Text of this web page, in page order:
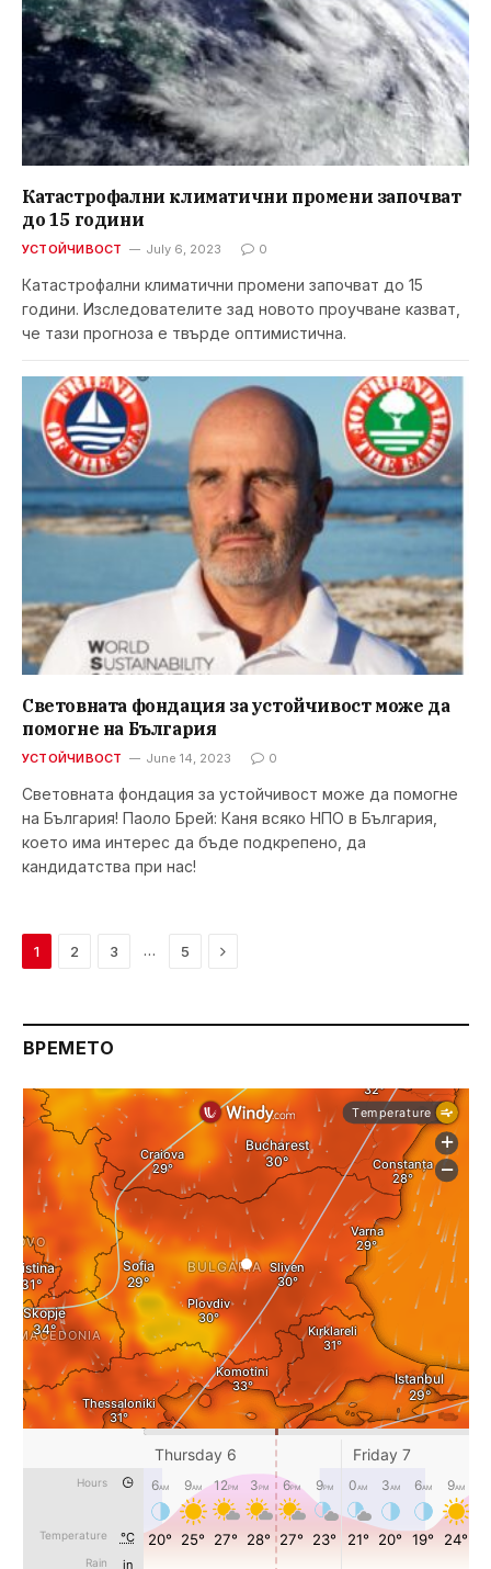
Катастрофални климатични промени започват
до 15 години
УСТОЙЧИВОСТ July 6, 2023 0
Катастрофални климатични промени започват до 15
години. Изследователите зад новото проучване казват,
че тази прогноза е твърде оптимистична.
Световната фондация за устойчивост може да
помогне на България
УСТОЙЧИВОСТ June 14, 2023 0
Световната фондация за устойчивост може да помогне
на България! Паоло Брей: Каня всяко НПО в България,
което има интерес да бъде подкрепено, да
кандидатства при нас!
1 2 3 … 5 Next
ВРЕМЕТО